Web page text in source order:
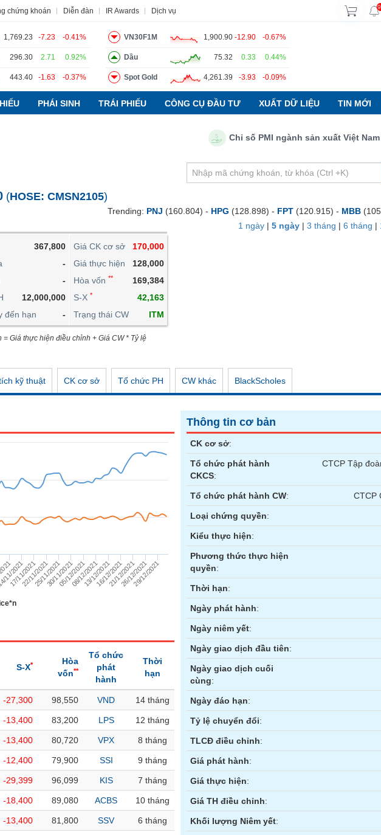
chứng khoán Diễn đàn IR Awards Dịch vụ
1,769.23 -7.23 -0.41%
296.30 2.71 0.92%
443.40 -1.63 -0.37%
VN30F1M 1,900.90 -12.90 -0.67%
Dầu 75.32 0.33 0.44%
Spot Gold 4,261.39 -3.93 -0.09%
PHÁI SINH TRÁI PHIẾU CÔNG CỤ ĐẦU TƯ XUẤT DỮ LIỆU TIN MỚI
Chỉ số PMI ngành sản xuất Việt Nam
(HOSE: CMSN2105)
367,800
-
-
12,000,000
đến hạn
-
Giá CK cơ sở
170,000
Giá thực hiện
128,000
Hòa vốn **
169,384
S-X *
42,163
Trạng thái CW
ITM
Giá thực hiện điều chỉnh + Giá CW * Tỷ lệ
Trending: PNJ (160.804) - HPG (128.898) - FPT (120.915) - MBB
1 ngày | 5 ngày | 3 tháng | 6 tháng |
kỹ thuật CK cơ sở Tổ chức PH CW khác BlackScholes
2021
17/11/2021
22/11/2021
25/11/2021
30/11/2021
05/12/2021
08/12/2021
13/12/2021
16/12/2021
21/12/2021
26/12/2021
29/12/2021
S-X*
Hòa
vốn**
Tổ chức
phát
hành
Thời
hạn
-27,300 98,550 VND 14 tháng
-13,400 83,200 LPS 12 tháng
-13,400 80,720 VPX 8 tháng
-12,400 79,900 SSI 9 tháng
-29,399 96,099 KIS 7 tháng
-18,400 89,080 ACBS 10 tháng
-13,400 81,800 SSV 6 tháng
Thông tin cơ bản
CK cơ sở:
Tổ chức phát hành
CKCS:
CTCP Tập
Tổ chức phát hành CW: CTCP
Loại chứng quyền:
Kiểu thực hiện:
Phương thức thực hiện
quyền:
Thời hạn:
Ngày phát hành:
Ngày niêm yết:
Ngày giao dịch đầu tiên:
Ngày giao dịch cuối
cùng:
Ngày đáo hạn:
Tỷ lệ chuyển đổi:
TLCĐ điều chỉnh:
Giá phát hành:
Giá thực hiện:
Giá TH điều chỉnh:
Khối lượng Niêm yết:
Tin tức Báo cáo phân tích Thuật ngữ Dịch vụ
PHÁI SINH
TRÁI PHIẾU
CÔNG CỤ ĐẦU TƯ
XUẤT DỮ LIỆU
TIN MỚI
Hợp đồng tương lai Trái phiếu